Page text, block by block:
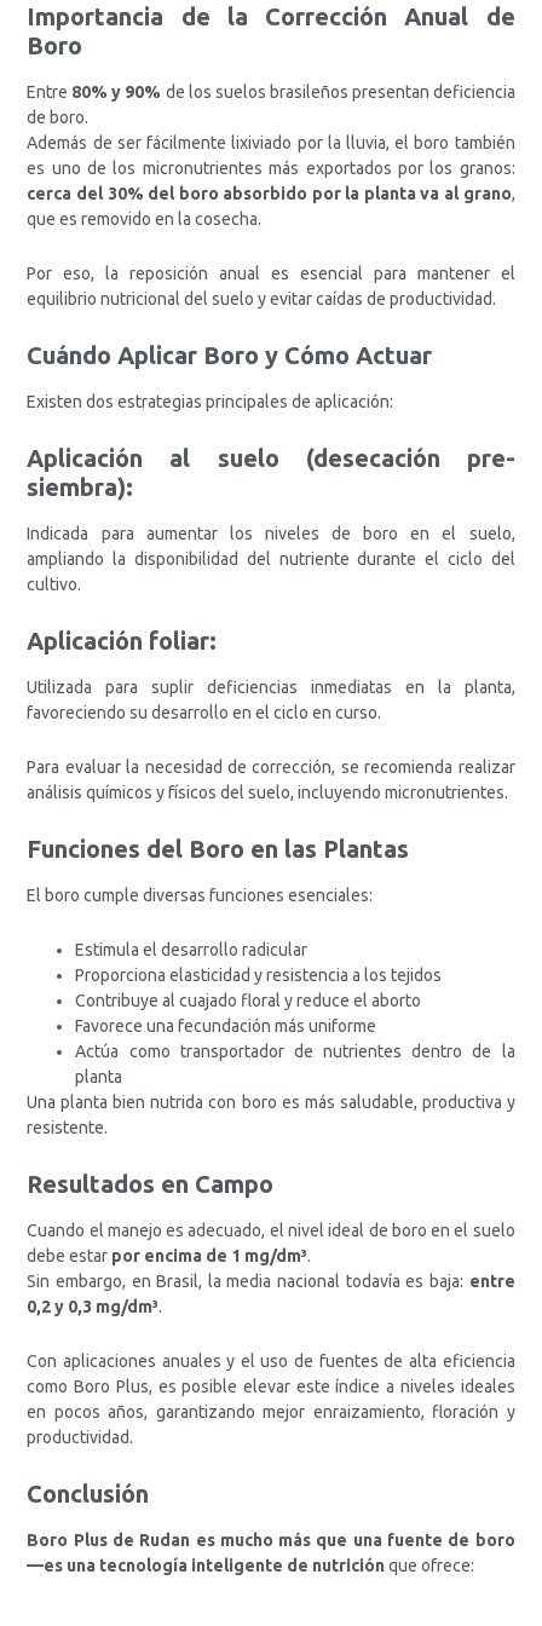
Importancia de la Corrección Anual de
Boro
Entre 80% y 90% de los suelos brasileños presentan deficiencia
de boro.
Además de ser fácilmente lixiviado por la lluvia, el boro también
es uno de los micronutrientes más exportados por los granos:
cerca del 30% del boro absorbido por la planta va al grano,
que es removido en la cosecha.
Por eso, la reposición anual es esencial para mantener el
equilibrio nutricional del suelo y evitar caídas de productividad.
Cuándo Aplicar Boro y Cómo Actuar
Existen dos estrategias principales de aplicación:
Aplicación al suelo (desecación pre-
siembra):
Indicada para aumentar los niveles de boro en el suelo,
ampliando la disponibilidad del nutriente durante el ciclo del
cultivo.
Aplicación foliar:
Utilizada para suplir deficiencias inmediatas en la planta,
favoreciendo su desarrollo en el ciclo en curso.
Para evaluar la necesidad de corrección, se recomienda realizar
análisis químicos y físicos del suelo, incluyendo micronutrientes.
Funciones del Boro en las Plantas
El boro cumple diversas funciones esenciales:
Estimula el desarrollo radicular
Proporciona elasticidad y resistencia a los tejidos
Contribuye al cuajado floral y reduce el aborto
Favorece una fecundación más uniforme
Actúa como transportador de nutrientes dentro de la
planta
Una planta bien nutrida con boro es más saludable, productiva y
resistente.
Resultados en Campo
Cuando el manejo es adecuado, el nivel ideal de boro en el suelo
debe estar por encima de 1 mg/dm³.
Sin embargo, en Brasil, la media nacional todavía es baja: entre
0,2 y 0,3 mg/dm³.
Con aplicaciones anuales y el uso de fuentes de alta eficiencia
como Boro Plus, es posible elevar este índice a niveles ideales
en pocos años, garantizando mejor enraizamiento, floración y
productividad.
Conclusión
Boro Plus de Rudan es mucho más que una fuente de boro
—es una tecnología inteligente de nutrición que ofrece: